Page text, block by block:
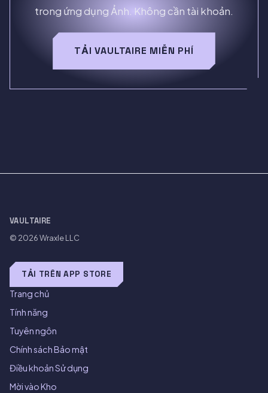
trong ứng dụng Ảnh. Không cần tài khoản.
TẢI VAULTAIRE MIỄN PHÍ
VAULTAIRE
© 2026Wraxle LLC
TẢI TRÊN APP STORE
Trang chủ
Tính năng
Tuyên ngôn
Chính sách Bảo mật
Điều khoản Sử dụng
Mời vào Kho